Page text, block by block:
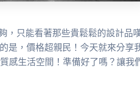
，只能看著那些貴鬆鬆的設計品
是，價格超親民！今天就來分享
感生活空間！準備好了嗎？讓我